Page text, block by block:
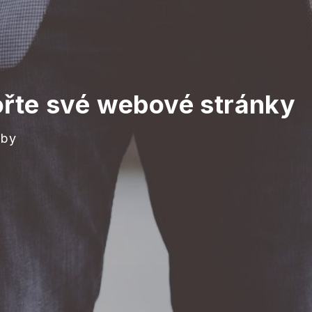
své webové stránky